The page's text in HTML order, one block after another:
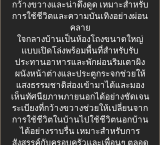
กว้างขวางและน่าดึงดูด เหมาะสำหรับ
การใช้ชีวิตและความบันเทิงอย่างผ่อน
คลาย
ใจกลางบ้านเป็นห้องโถงขนาดใหญ่
แบบเปิดโล่งพร้อมพื้นที่สำหรับรับ
ประทานอาหารและพักผ่อนริมเตาผิง
ผนังหน้าต่างและประตูกระจกช่วยให้
แสงธรรมชาติส่องเข้ามาได้และมอง
เห็นทัศนียภาพภายนอกได้อย่างชัดเจน
ระเบียงที่กว้างขวางช่วยให้เปลี่ยนจาก
การใช้ชีวิตในบ้านไปใช้ชีวิตนอกบ้าน
ได้อย่างราบรื่น เหมาะสำหรับการ
สังสรรค์กับครอบครัวและเพื่อนๆ ตลอด